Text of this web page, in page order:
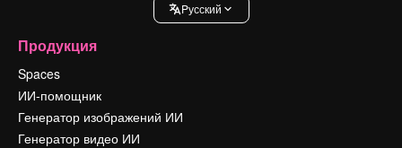
Pусский
Продукция
Spaces
ИИ-помощник
Генератор изображений ИИ
Генератор видео ИИ